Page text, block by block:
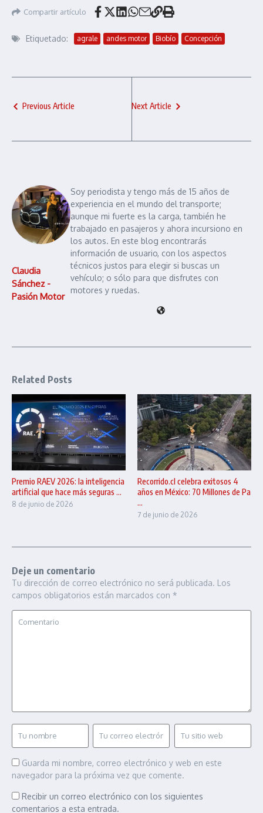
Compartir artículo
Etiquetado: agrale andes motor Biobío Concepción
Previous Article Next Article
Claudia
Sánchez -
Pasión Motor
Soy periodista y tengo más de 15 años de
experiencia en el mundo del transporte;
aunque mi fuerte es la carga, también he
trabajado en pasajeros y ahora incursiono en
los autos. En este blog encontrarás
información de usuario, con los aspectos
técnicos justos para elegir si buscas un
vehículo; o sólo para que disfrutes con
motores y ruedas.
Related Posts
Premio RAEV 2026: la inteligencia
artificial que hace más seguras ...
8 de junio de 2026
Recorrido.cl celebra exitosos 4
años en México: 70 Millones de Pa
...
7 de junio de 2026
Deje un comentario
Tu dirección de correo electrónico no será publicada. Los
campos obligatorios están marcados con *
Guarda mi nombre, correo electrónico y web en este
navegador para la próxima vez que comente.
Recibir un correo electrónico con los siguientes
comentarios a esta entrada.